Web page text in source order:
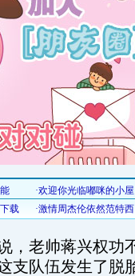
，老帅蒋兴权功
支队伍发生了脱